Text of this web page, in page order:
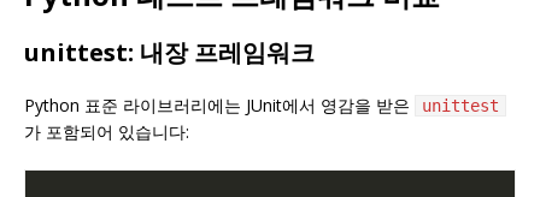
unittest: 내장 프레임워크
Python 표준 라이브러리에는 JUnit에서 영감을 받은 unittest
가 포함되어 있습니다: